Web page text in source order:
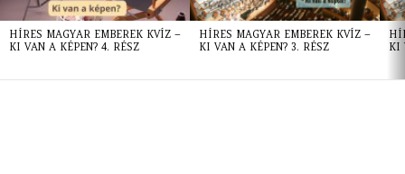
HÍRES MAGYAR EMBEREK KVÍZ –
KI VAN A KÉPEN? 4. RÉSZ
HÍRES MAGYAR EMBEREK KVÍZ –
KI VAN A KÉPEN? 3. RÉSZ
KI